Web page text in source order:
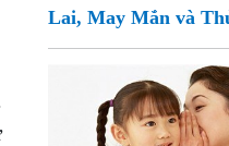
Lai, May Mắn và